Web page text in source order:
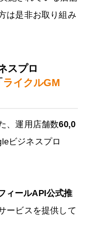
は是非お取り組み
スプロ
ライクルGM
、運用店舗数60,0
ビジネスプロ
ィールAPI公式推
ービスを提供して